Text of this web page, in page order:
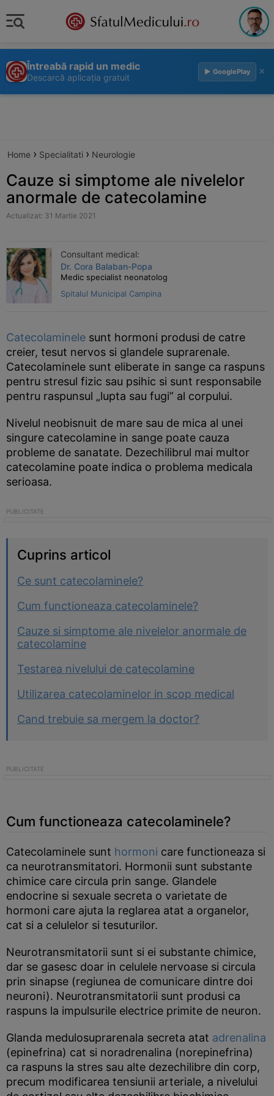
Întreabă rapid un medic
Descarcă aplicația gratuit
▶ GooglePlay ×
Home › Specialitati › Neurologie
Cauze si simptome ale nivelelor
anormale de catecolamine
Actualizat: 31 Martie 2021
Consultant medical:
Dr. Cora Balaban-Popa
Medic specialist neonatolog
Spitalul Municipal Campina
Catecolaminele sunt hormoni produsi de catre
creier, tesut nervos si glandele suprarenale.
Catecolaminele sunt eliberate in sange ca raspuns
pentru stresul fizic sau psihic si sunt responsabile
pentru raspunsul „lupta sau fugi” al corpului.
Nivelul neobisnuit de mare sau de mica al unei
singure catecolamine in sange poate cauza
probleme de sanatate. Dezechilibrul mai multor
catecolamine poate indica o problema medicala
serioasa.
Cuprins articol
Ce sunt catecolaminele?
Cum functioneaza catecolaminele?
Cauze si simptome ale nivelelor anormale de
catecolamine
Testarea nivelului de catecolamine
Utilizarea catecolaminelor in scop medical
Cand trebuie sa mergem la doctor?
Cum functioneaza catecolaminele?
Catecolaminele sunt hormoni care functioneaza si
ca neurotransmitatori. Hormonii sunt substante
chimice care circula prin sange. Glandele
endocrine si sexuale secreta o varietate de
hormoni care ajuta la reglarea atat a organelor,
cat si a celulelor si tesuturilor.
Neurotransmitatorii sunt si ei substante chimice,
dar se gasesc doar in celulele nervoase si circula
prin sinapse (regiunea de comunicare dintre doi
neuroni). Neurotransmitatorii sunt produsi ca
raspuns la impulsurile electrice primite de neuron.
Glanda medulosuprarenala secreta atat adrenalina
(epinefrina) cat si noradrenalina (norepinefrina)
ca raspuns la stres sau alte dezechilibre din corp,
precum modificarea tensiunii arteriale, a nivelului